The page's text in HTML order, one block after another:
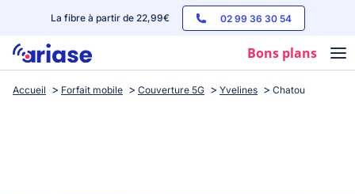
La fibre à partir de 22,99€ 02 99 36 30 54
Bons plans
Box internet
Accueil Forfait mobile Couverture 5G Yvelines Chatou